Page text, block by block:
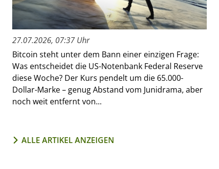
27.07.2026, 07:37 Uhr
Bitcoin steht unter dem Bann einer einzigen Frage:
Was entscheidet die US-Notenbank Federal Reserve
diese Woche? Der Kurs pendelt um die 65.000-
Dollar-Marke – genug Abstand vom Junidrama, aber
noch weit entfernt von...
ALLE ARTIKEL ANZEIGEN